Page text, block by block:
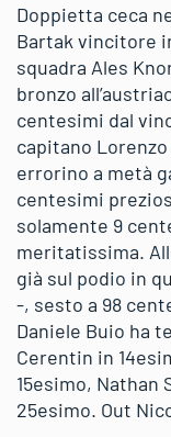
Doppietta ceca
Bartak vincitore
squadra Ales
bronzo
centesimi dal
capitano
errorino a metà
centesimi
solamente 9
meritatissima.
già sul podio in
-, sesto a 98
Daniele Buio ha
Cerentin in
15esimo, Nathan
25esimo. Out